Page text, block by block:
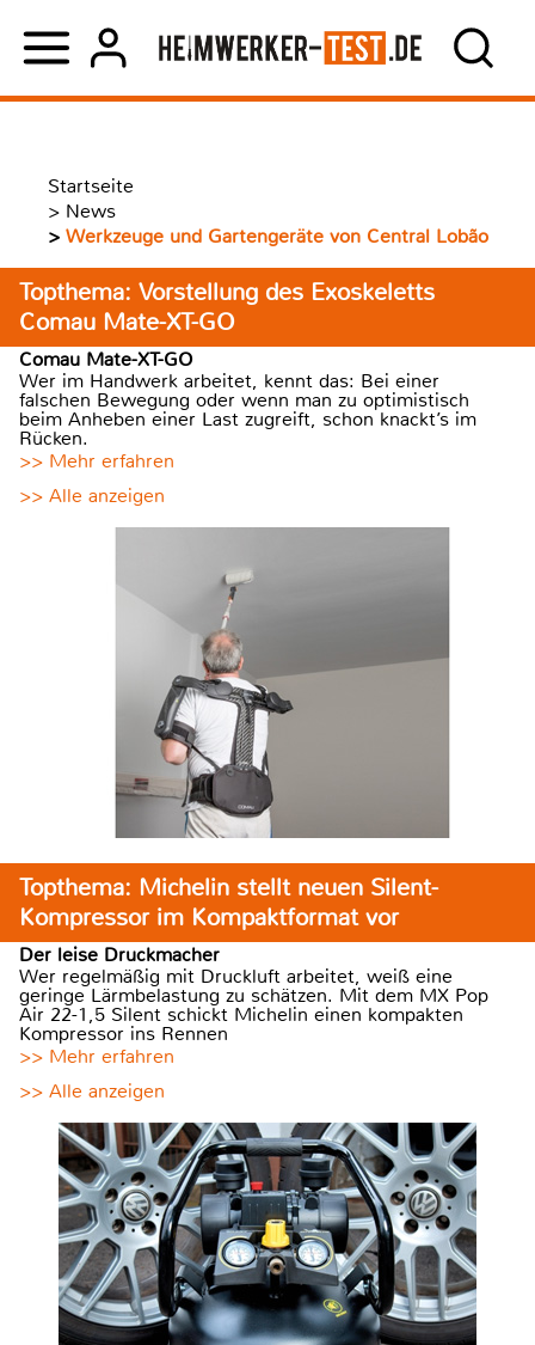
Startseite
> News
> Werkzeuge und Gartengeräte von Central Lobão
Topthema: Vorstellung des Exoskeletts
Comau Mate-XT-GO
Comau Mate-XT-GO
Wer im Handwerk arbeitet, kennt das: Bei einer
falschen Bewegung oder wenn man zu optimistisch
beim Anheben einer Last zugreift, schon knackt’s im
Rücken.
>> Mehr erfahren
>> Alle anzeigen
Topthema: Michelin stellt neuen Silent-
Kompressor im Kompaktformat vor
Der leise Druckmacher
Wer regelmäßig mit Druckluft arbeitet, weiß eine
geringe Lärmbelastung zu schätzen. Mit dem MX Pop
Air 22-1,5 Silent schickt Michelin einen kompakten
Kompressor ins Rennen
>> Mehr erfahren
>> Alle anzeigen